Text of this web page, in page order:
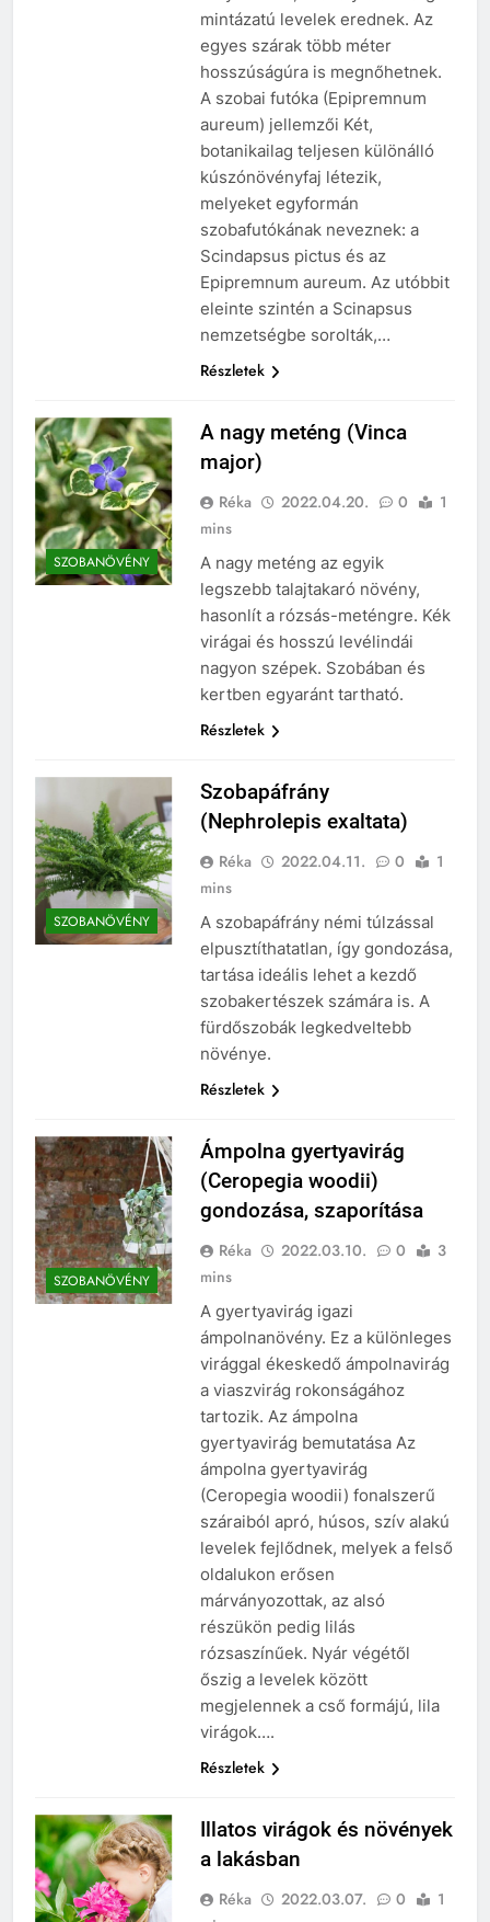
mintázatú levelek erednek. Az
egyes szárak több méter
hosszúságúra is megnőhetnek.
A szobai futóka (Epipremnum
aureum) jellemzői Két,
botanikailag teljesen különálló
kúszónövényfaj létezik,
melyeket egyformán
szobafutókának neveznek: a
Scindapsus pictus és az
Epipremnum aureum. Az utóbbit
eleinte szintén a Scinapsus
nemzetségbe sorolták,…
Részletek
SZOBANÖVÉNY
A nagy meténg (Vinca
major)
Réka 2022.04.20. 0
1
mins
A nagy meténg az egyik
legszebb talajtakaró növény,
hasonlít a rózsás-meténgre. Kék
virágai és hosszú levélindái
nagyon szépek. Szobában és
kertben egyaránt tartható.
Részletek
SZOBANÖVÉNY
Szobapáfrány
(Nephrolepis exaltata)
Réka 2022.04.11. 0
1
mins
A szobapáfrány némi túlzással
elpusztíthatatlan, így gondozása,
tartása ideális lehet a kezdő
szobakertészek számára is. A
fürdőszobák legkedveltebb
növénye.
Részletek
SZOBANÖVÉNY
Ámpolna gyertyavirág
(Ceropegia woodii)
gondozása, szaporítása
Réka 2022.03.10. 0
3
mins
A gyertyavirág igazi
ámpolnanövény. Ez a különleges
virággal ékeskedő ámpolnavirág
a viaszvirág rokonságához
tartozik. Az ámpolna
gyertyavirág bemutatása Az
ámpolna gyertyavirág
(Ceropegia woodii) fonalszerű
száraiból apró, húsos, szív alakú
levelek fejlődnek, melyek a felső
oldalukon erősen
márványozottak, az alsó
részükön pedig lilás
rózsaszínűek. Nyár végétől
őszig a levelek között
megjelennek a cső formájú, lila
virágok….
Részletek
Illatos virágok és növények
a lakásban
Réka 2022.03.07. 0
1